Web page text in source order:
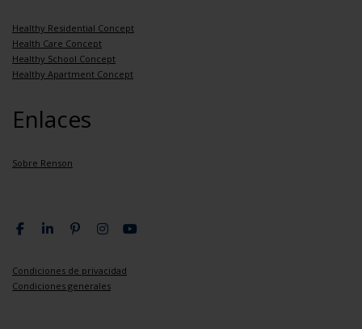
Healthy Residential Concept
Health Care Concept
Healthy School Concept
Healthy Apartment Concept
Enlaces
Sobre Renson
Condiciones de privacidad
Condiciones generales